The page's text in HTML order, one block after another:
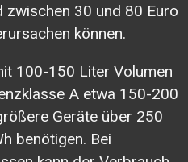
zwischen 30 und 80 Euro
können.
100-150 Liter Volumen
A etwa 150-200
Geräte über 250
benötigen. Bei